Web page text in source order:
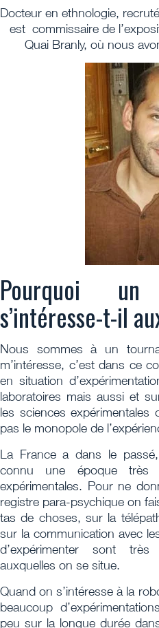
Docteur en ethnologie,
est commissaire de
Quai Branly, où nous
Pourquoi un
s’intéresse-t-il
Nous sommes à un
m’intéresse, c’est dans ce
en situation
laboratoires mais aussi et
les sciences expérimentales
pas le monopole de
La France a dans le
connu une époque très
expérimentales. Pour ne
registre para-psychique on
tas de choses, sur la
sur la communication avec
d’expérimenter sont
auxquelles on se situe.
Quand on s’intéresse à la
beaucoup
peu sur la longue durée